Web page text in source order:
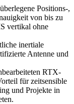
Positions-,
von bis zu
vertikal ohne
inertiale
Antenne und
RTX-
für zeitsensible
und Projekte in